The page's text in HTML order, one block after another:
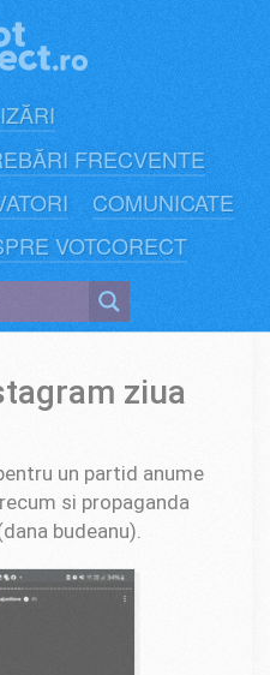
FRECVENTE
COMUNICATE
VOTCORECT
ziua
un partid anume
si propaganda
budeanu).